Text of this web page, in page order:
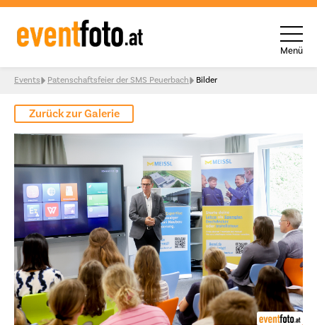
Skip to content
Menü
Events Patenschaftsfeier der SMS Peuerbach Bilder
Zurück zur Galerie